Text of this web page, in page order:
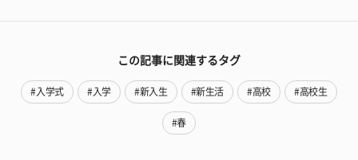
この記事に関連するタグ
#入学式 #入学 #新入生 #新生活 #高校 #高校生
#春